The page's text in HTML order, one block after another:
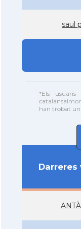
saul
*Els
han trobat